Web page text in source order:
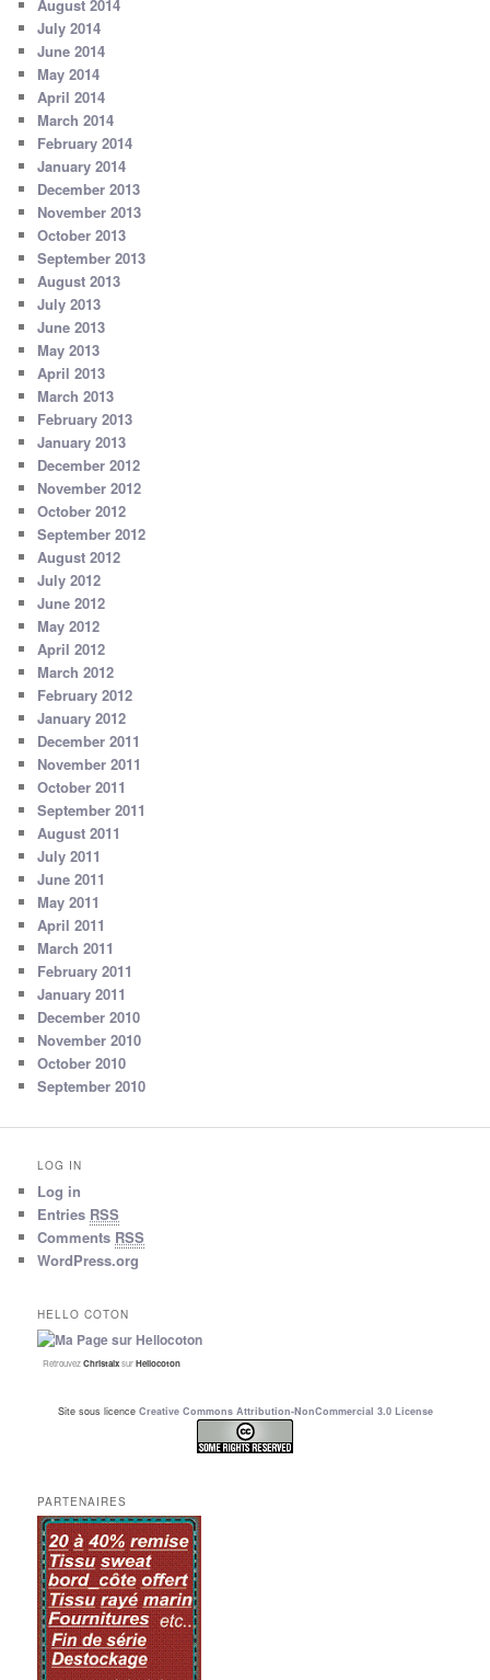
August 2014
July 2014
June 2014
May 2014
April 2014
March 2014
February 2014
January 2014
December 2013
November 2013
October 2013
September 2013
August 2013
July 2013
June 2013
May 2013
April 2013
March 2013
February 2013
January 2013
December 2012
November 2012
October 2012
September 2012
August 2012
July 2012
June 2012
May 2012
April 2012
March 2012
February 2012
January 2012
December 2011
November 2011
October 2011
September 2011
August 2011
July 2011
June 2011
May 2011
April 2011
March 2011
February 2011
January 2011
December 2010
November 2010
October 2010
September 2010
LOG IN
Log in
Entries RSS
Comments RSS
WordPress.org
HELLO COTON
RetrouvezChristalxsurHellocoton
Site sous licence Creative Commons Attribution-NonCommercial 3.0 License
PARTENAIRES